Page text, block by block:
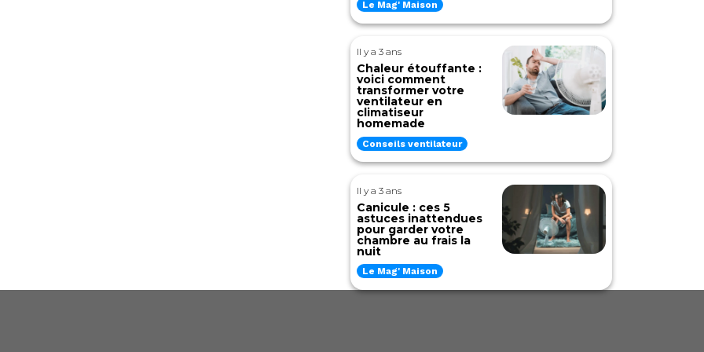
Le Mag' Maison
Il y a 3 ans
Chaleur étouffante :
voici comment
transformer votre
ventilateur en
climatiseur
homemade
Conseils ventilateur
Il y a 3 ans
Canicule : ces 5
astuces inattendues
pour garder votre
chambre au frais la
nuit
Le Mag' Maison